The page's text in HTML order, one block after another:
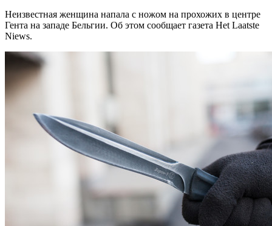
Неизвестная женщина напала с ножом на прохожих в центре
Гента на западе Бельгии. Об этом сообщает газета Het Laatste
Niews.